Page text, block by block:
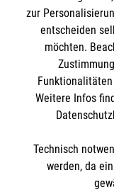
bestehenden
eingebunden.
Engagement
Beispiel ein
könnte dieser
geleistet
Menschen
verschiedenen
zur
entscheiden
möchten.
Weitere Infos
Technisch
werden, da